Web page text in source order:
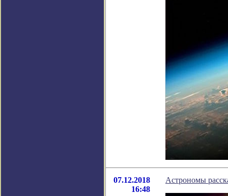
07.12.2018
16:48
Астрономы